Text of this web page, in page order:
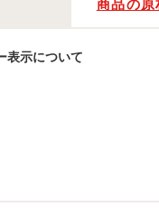
商品の原
表示について